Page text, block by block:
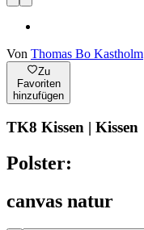
Von Thomas Bo Kastholm
Zu
Favoriten
hinzufügen
TK8 Kissen | Kissen
Polster:
canvas natur